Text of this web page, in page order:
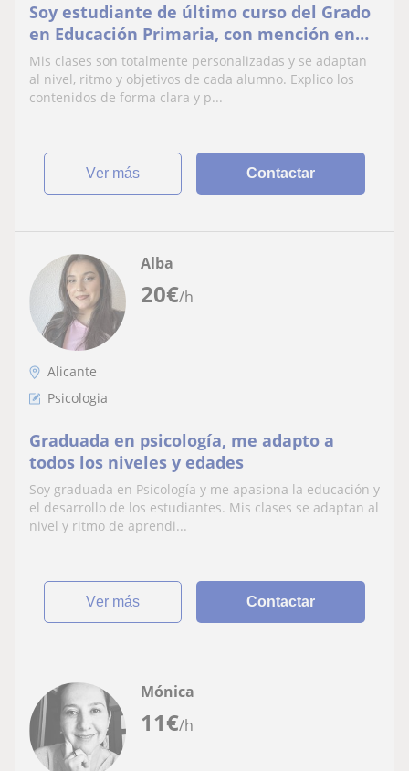
Soy estudiante de último curso del Grado
en Educación Primaria, con mención en
Pedagogía Terapéutica
Mis clases son totalmente personalizadas y se adaptan
al nivel, ritmo y objetivos de cada alumno. Explico los
contenidos de forma clara y p...
ver más Contactar
20€/h
Alba
Alicante
Psicologia
Graduada en psicología, me adapto a
todos los niveles y edades
Soy graduada en Psicología y me apasiona la educación y
el desarrollo de los estudiantes. Mis clases se adaptan al
nivel y ritmo de aprendi...
ver más Contactar
11€/h
Mónica